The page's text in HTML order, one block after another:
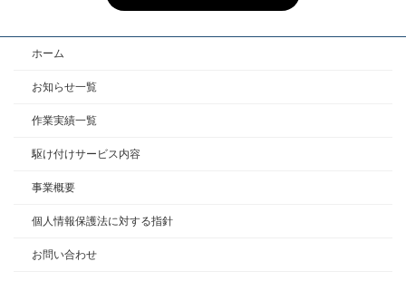
ホーム
お知らせ一覧
作業実績一覧
駆け付けサービス内容
事業概要
個人情報保護法に対する指針
お問い合わせ